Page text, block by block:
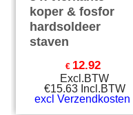
koper & fosfor
hardsoldeer
staven
€ 12.92
Excl.BTW
€15.63 Incl.BTW
excl Verzendkosten